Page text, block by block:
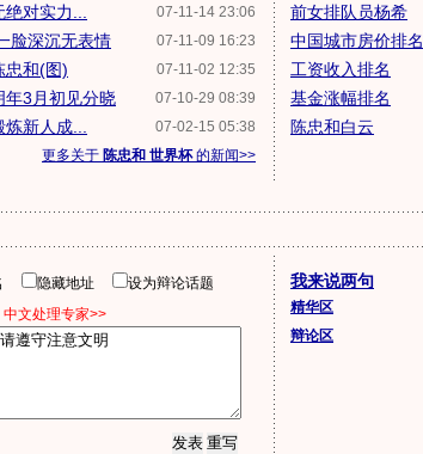
07-11-14 23:06
对实力...
07-11-09 16:23
脸深沉无表情
07-11-02 12:35
忠和(图)
07-10-29 08:39
年3月初见分晓
07-02-15 05:38
新人成...
更多关于 陈忠和 世界杯的新闻>>
前女排队员杨希
中国城市房价排名
工资收入排名
基金涨幅排名
陈忠和白云
隐藏地址
设为辩论话题
文处理专家>>
我来说两句
精华区
辩论区